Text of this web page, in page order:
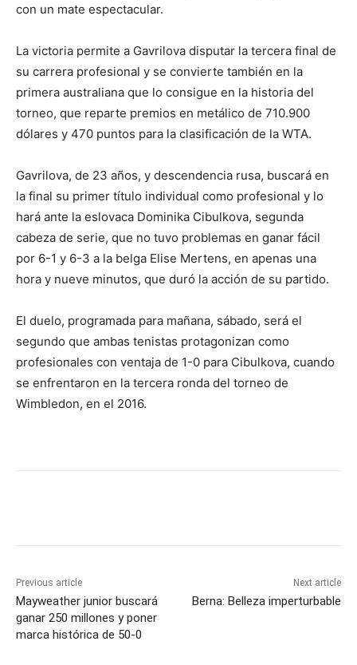
con un mate espectacular.
La victoria permite a Gavrilova disputar la tercera final de
su carrera profesional y se convierte también en la
primera australiana que lo consigue en la historia del
torneo, que reparte premios en metálico de 710.900
dólares y 470 puntos para la clasificación de la WTA.
Gavrilova, de 23 años, y descendencia rusa, buscará en
la final su primer título individual como profesional y lo
hará ante la eslovaca Dominika Cibulkova, segunda
cabeza de serie, que no tuvo problemas en ganar fácil
por 6-1 y 6-3 a la belga Elise Mertens, en apenas una
hora y nueve minutos, que duró la acción de su partido.
El duelo, programada para mañana, sábado, será el
segundo que ambas tenistas protagonizan como
profesionales con ventaja de 1-0 para Cibulkova, cuando
se enfrentaron en la tercera ronda del torneo de
Wimbledon, en el 2016.
Previous article
Mayweather junior buscará
ganar 250 millones y poner
marca histórica de 50-0
Next article
Berna: Belleza imperturbable